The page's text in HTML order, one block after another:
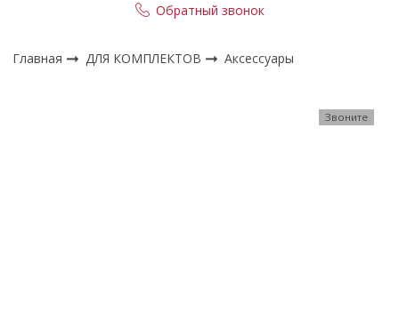
Обратный звонок
Главная ДЛЯ КОМПЛЕКТОВ Аксессуары
Звоните